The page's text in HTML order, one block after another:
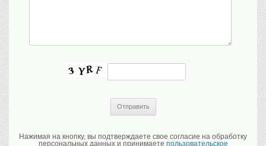
Нажимая на кнопку, вы подтверждаете свое согласие на обработку
персональных данных и принимаете пользовательское